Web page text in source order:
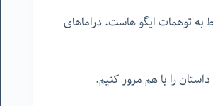
به توهمات ایگو هاست. دراماهای
را با هم مرور کنیم.